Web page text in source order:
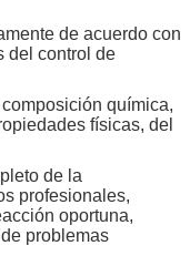
de acuerdo con
del control de
química,
físicas, del
de la
profesionales,
oportuna,
problemas